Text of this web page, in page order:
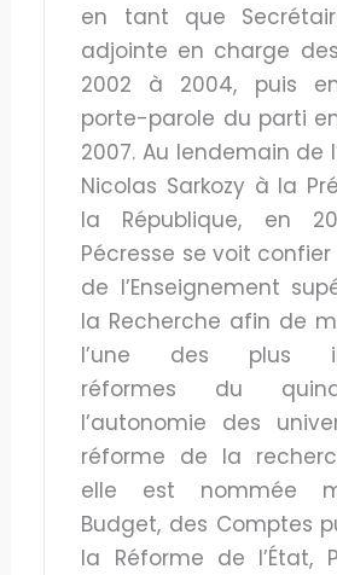
en tant que
adjointe en charge
2002 à 2004, puis
porte-parole du parti
2007. Au lendemain de
Nicolas Sarkozy à la
la République, en
Pécresse se voit
de l’Enseignement
la Recherche afin de
l’une des plus
réformes du
l’autonomie des
réforme de la
elle est nommée
Budget, des Comptes
la Réforme de l’État,